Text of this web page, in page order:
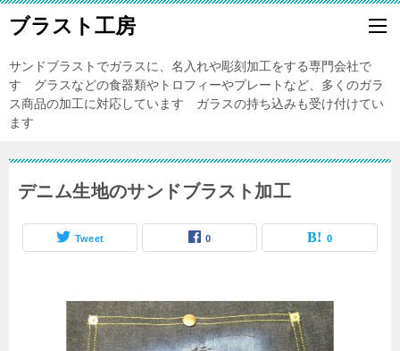
ブラスト工房
サンドブラストでガラスに、名入れや彫刻加工をする専門会社で
す グラスなどの食器類やトロフィーやプレートなど、多くのガラ
ス商品の加工に対応しています ガラスの持ち込みも受け付けてい
ます
デニム生地のサンドブラスト加工
Tweet 0 0